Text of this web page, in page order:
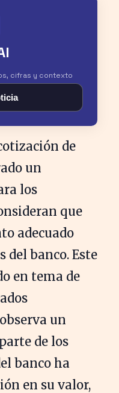
cifras y contexto
de
un
los
que
adecuado
del banco. Este
en tema de
un
de los
banco ha
en su valor,